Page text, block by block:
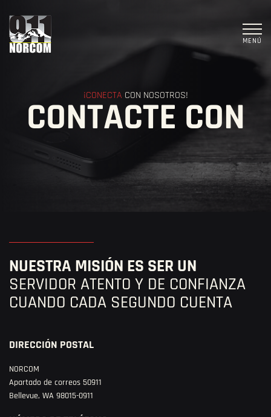
MENÚ
¡CONECTA CON NOSOTROS!
CONTACTE CON
NUESTRA MISIÓN ES SER UN
SERVIDOR ATENTO Y DE CONFIANZA
CUANDO CADA SEGUNDO CUENTA
DIRECCIÓN POSTAL
NORCOM
Apartado de correos 50911
Bellevue, WA 98015-0911